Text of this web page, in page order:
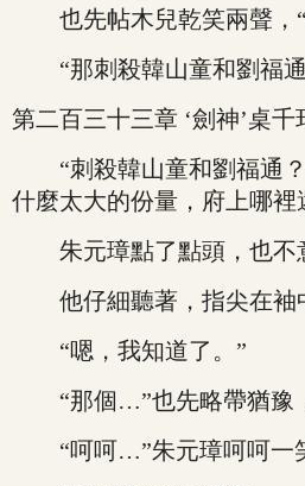
也先帖木兒乾笑兩聲，“
“那刺殺韓山童和劉福通
第二百三十三章 ‘劍神’桌千
“刺殺韓山童和劉福通？”
什麼太大的份量，府上哪
朱元璋點了點頭，也不意
他仔細聽著，指尖在袖中
“嗯，我知道了。”
“那個…”也先略帶猶豫，
“呵呵…”朱元璋呵呵一笑